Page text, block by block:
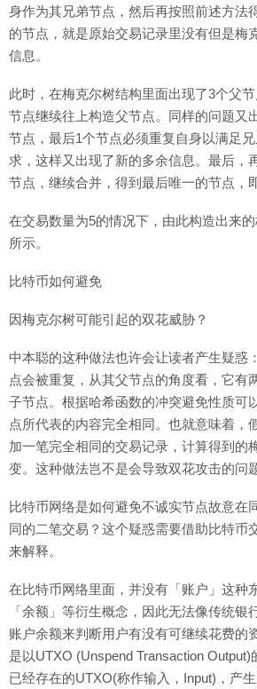
身作为其兄弟节点，然后再按照前述方法
的节点，就是原始交易记录里没有但是梅
信息。
此时，在梅克尔树结构里面出现了3个父
节点继续往上构造父节点。同样的问题又
节点，最后1个节点必须重复自身以满足
求，这样又出现了新的多余信息。最后，
节点，继续合并，得到最后唯一的节点，
在交易数量为5的情况下，由此构造出来
所示。
比特币如何避免
因梅克尔树可能引起的双花威胁？
中本聪的这种做法也许会让读者产生疑惑
点会被重复，从其父节点的角度看，它有
子节点。根据哈希函数的冲突避免性质可
点所代表的内容完全相同。也就意味着，
加一笔完全相同的交易记录，计算得到的
变。这种做法岂不是会导致双花攻击的问
比特币网络是如何避免不诚实节点故意在
同的二笔交易？这个疑惑需要借助比特币
来解释。
在比特币网络里面，并没有「账户」这种
「余额」等衍生概念，因此无法像传统银
账户余额来判断用户有没有可继续花费的
是以UTXO (Unspend Transaction
已经存在的UTXO(称作输入，Input)，产